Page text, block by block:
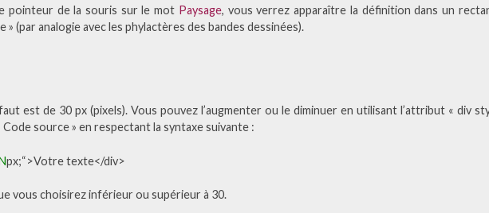
pointeur de la souris sur le mot Paysage, vous verrez apparaître la définition dans un
» (par analogie avec les phylactères des bandes dessinées).
est de 30 px (pixels). Vous pouvez l’augmenter ou le diminuer en utilisant l’attribut « div
source » en respectant la syntaxe suivante :
px;“>Votre texte</div>
vous choisirez inférieur ou supérieur à 30.